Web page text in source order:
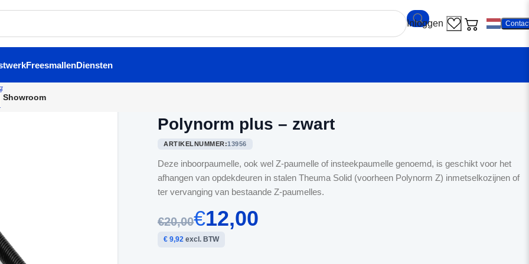
FreesmallenDiensten
Showroom
Polynorm plus – zwart
ARTIKELNUMMER:13956
Deze inboorpaumelle, ook wel Z-paumelle of insteekpaumelle genoemd, is geschikt voor het
afhangen van opdekdeuren in stalen Theuma Solid (voorheen Polynorm Z) inmetselkozijnen of
ter vervanging van bestaande Z-paumelles.
€20,00€12,00
€ 9,92 excl. BTW